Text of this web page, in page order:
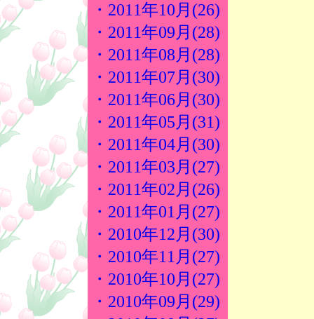
・2011年10月(26)
・2011年09月(28)
・2011年08月(28)
・2011年07月(30)
・2011年06月(30)
・2011年05月(31)
・2011年04月(30)
・2011年03月(27)
・2011年02月(26)
・2011年01月(27)
・2010年12月(30)
・2010年11月(27)
・2010年10月(27)
・2010年09月(29)